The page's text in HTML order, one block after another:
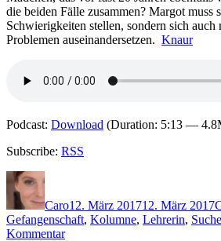
die beiden Fälle zusammen? Margot muss
Schwierigkeiten stellen, sondern sich auch
Problemen auseinandersetzen. Knaur
Podcast: Download (Duration: 5:13 —
Subscribe: RSS
Autor
Caro12. März 201712. März 2017
Gefangenschaft, Kolumne, Lehrerin, Suche
Kommentarzu